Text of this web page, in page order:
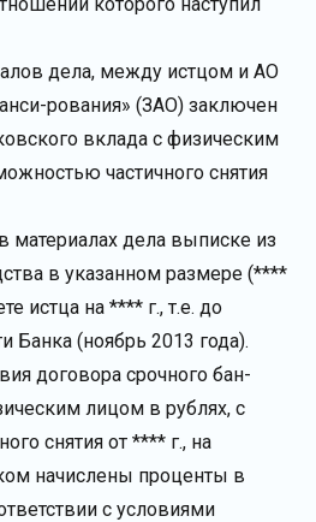
дела, между истцом и АО
рования» (ЗАО) заключен
вклада с физическим
частичного снятия
дела выписке из
в указанном размере (****
истца на **** г., т.е. до
Банка (ноябрь 2013 года).
договора срочного бан-
лицом в рублях, с
снятия от **** г., на
начислены проценты в
с условиями